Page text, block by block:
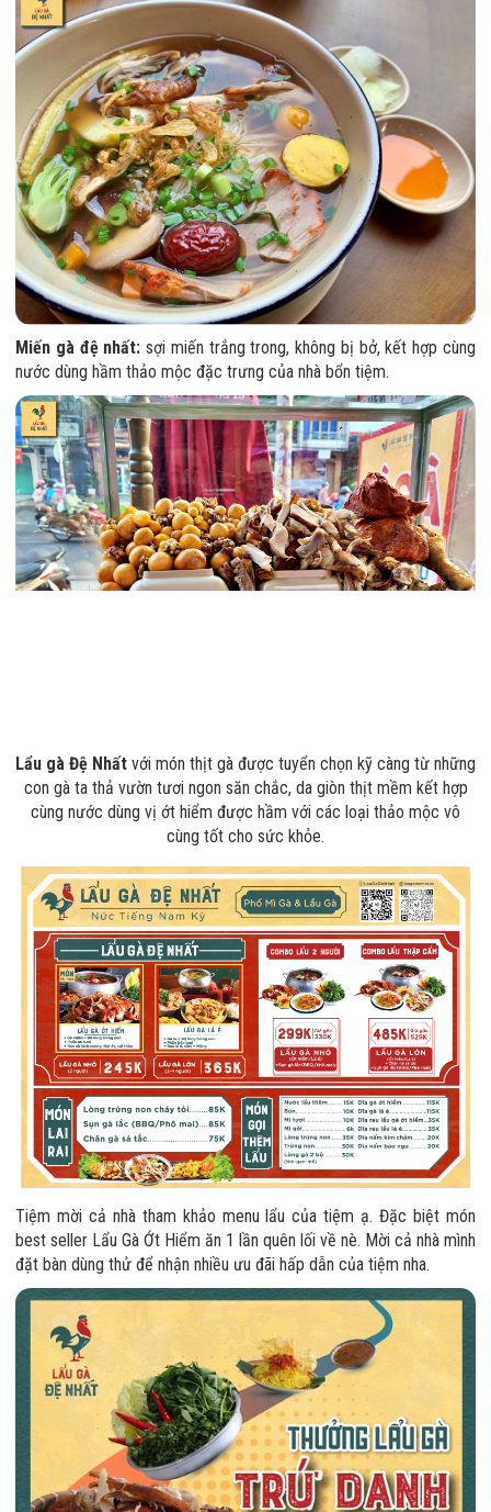
Miến gà đệ nhất: sợi miến trắng trong, không bị bở, kết hợp cùng
nước dùng hầm thảo mộc đặc trưng của nhà bổn tiệm.
Lẩu gà Đệ Nhất với món thịt gà được tuyển chọn kỹ càng từ những
con gà ta thả vườn tươi ngon săn chắc, da giòn thịt mềm kết hợp
cùng nước dùng vị ớt hiểm được hầm với các loại thảo mộc vô
cùng tốt cho sức khỏe.
Tiệm mời cả nhà tham khảo menu lẩu của tiệm ạ. Đặc biệt món
best seller Lẩu Gà Ớt Hiểm ăn 1 lần quên lối về nè. Mời cả nhà mình
đặt bàn dùng thử để nhận nhiều ưu đãi hấp dẫn của tiệm nha.